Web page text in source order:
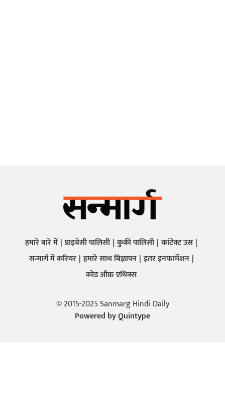
हमारे बारे में प्राइवेसी पालिसी कुकी पालिसी कांटेक्ट उस
सन्मार्ग में करियर हमारे साथ बिज्ञापन इतर इनफार्मेशन
कोड ऑफ़ एथिक्स
© 2015-2025 Sanmarg Hindi Daily
Powered byQuintype